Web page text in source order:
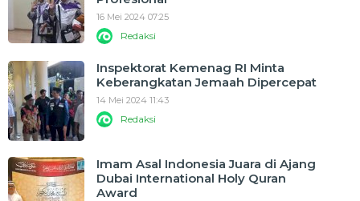
16 Mei 2024 07:25
Redaksi
Inspektorat Kemenag RI Minta
Keberangkatan Jemaah Dipercepat
14 Mei 2024 11:43
Redaksi
Imam Asal Indonesia Juara di Ajang
Dubai International Holy Quran
Award